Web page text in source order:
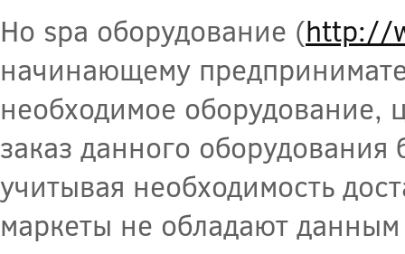
Но spa оборудование (http://
начинающему
необходимое оборудование,
заказ данного оборудования
учитывая необходимость
маркеты не обладают